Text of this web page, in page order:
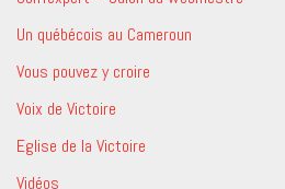
Un québécois au Cameroun
Vous pouvez y croire
Voix de Victoire
Eglise de la Victoire
Vidéos